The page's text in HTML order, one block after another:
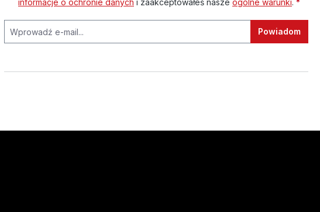
informacje o ochronie danych i zaakceptowałeś nasze ogólne warunki. *
Powiadom